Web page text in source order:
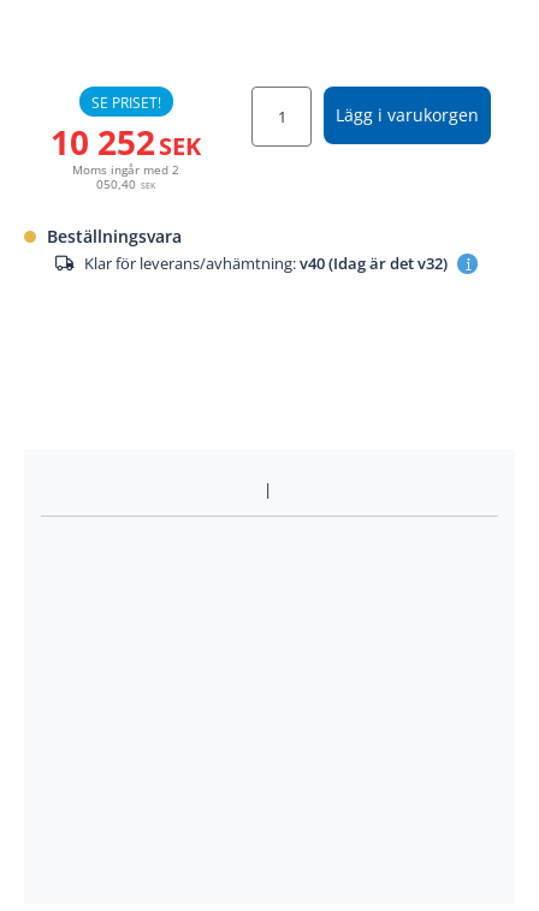
Lägg i varukorgen
SE PRISET!
10 252SEK
Moms ingår med 2
050,40 SEK
Beställningsvara
Klar för leverans/avhämtning:v40 (Idag är det v32)